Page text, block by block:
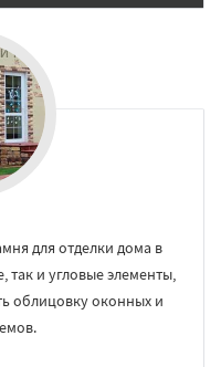
для отделки дома в
так и угловые элементы,
облицовку оконных и